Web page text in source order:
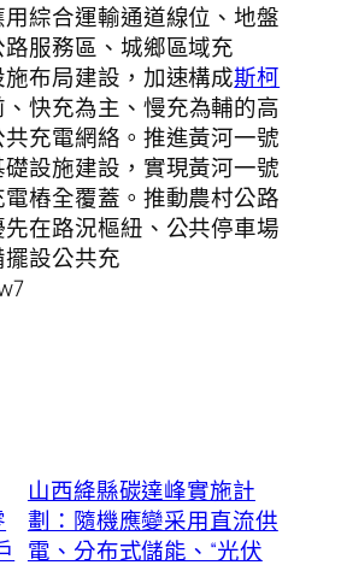
綜合運輸通道線位、地盤
服務區、城鄉區域充
施布局建設，加速構成斯柯
快充為主、慢充為輔的高
充電網絡。推進黃河一號
設施建設，實現黃河一號
樁全覆蓋。推動農村公路
在路況樞紐、公共停車場
設公共充
山西絳縣碳達峰實施計
劃：隨機應變采用直流供
電、分布式儲能、“光伏